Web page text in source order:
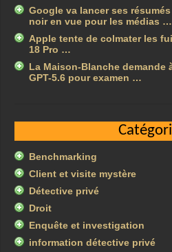
Google va lancer ses
noir en vue pour les médias …
Apple tente de colmater les
18 Pro …
La Maison-Blanche demande
GPT-5.6 pour examen …
Benchmarking
Client et visite mystère
Détective privé
Droit
Enquête et investigation
information détective privé